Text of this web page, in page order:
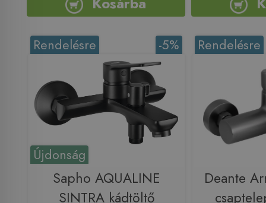
Újdonság
-5%
Rendelésre
Sapho AQUALINE
SINTRA kádtöltő
Rendelésre
Deante